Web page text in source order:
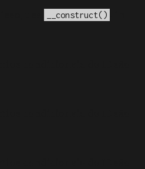
__construct()